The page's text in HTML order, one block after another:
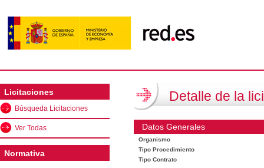
Licitaciones
Búsqueda Licitaciones
Ver Todas
Normativa
Detalle de la
Datos Generales
Organismo
Tipo Procedimiento
Tipo Contrato